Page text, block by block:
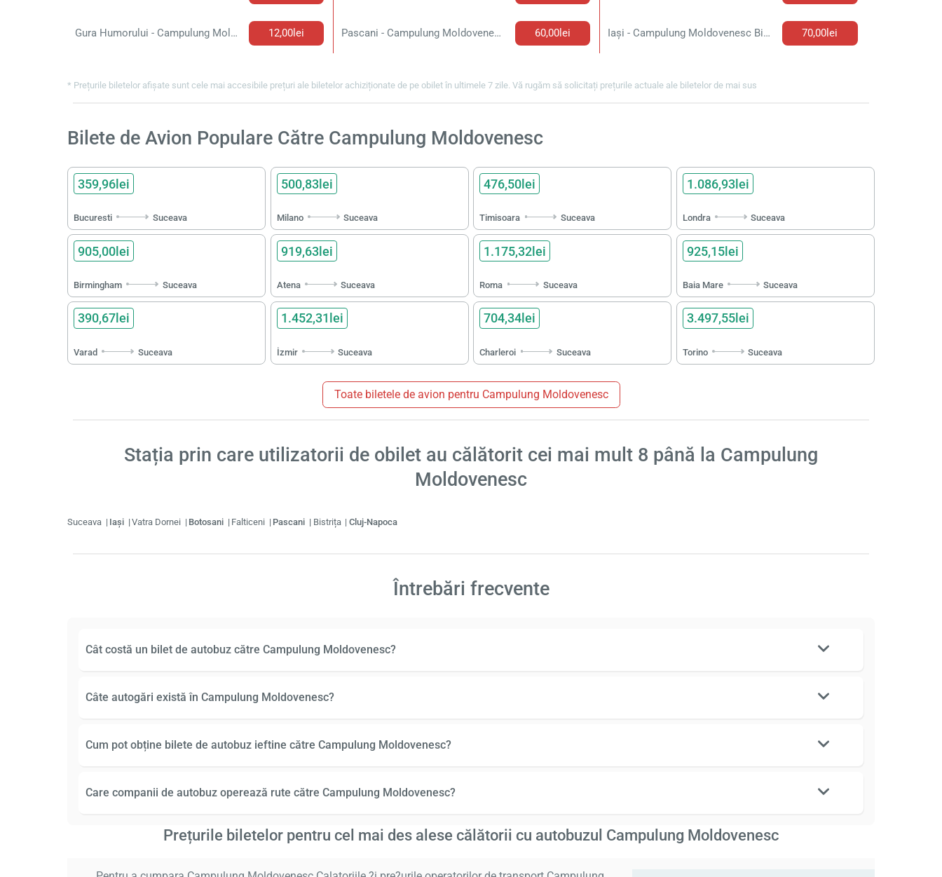
Gura Humorului - Campulung Moldovenesc Bilet de autobuz 12,00lei Pascani - Campulung Moldovenesc Bilet de autobuz 60,00lei Iași - Campulung Moldovenesc Bilet de autobuz 70,00lei
* Prețurile biletelor afișate sunt cele mai accesibile prețuri ale biletelor achiziționate de pe obilet în ultimele 7 zile. Vă rugăm să solicitați prețurile actuale ale biletelor de mai sus
Bilete de Avion Populare Către Campulung Moldovenesc
359,96lei
Bucuresti Suceava
500,83lei
Milano Suceava
476,50lei
Timisoara Suceava
1.086,93lei
Londra Suceava
905,00lei
Birmingham Suceava
919,63lei
Atena Suceava
1.175,32lei
Roma Suceava
925,15lei
Baia Mare Suceava
390,67lei
Varad Suceava
1.452,31lei
İzmir Suceava
704,34lei
Charleroi Suceava
3.497,55lei
Torino Suceava
Toate biletele de avion pentru Campulung Moldovenesc
Stația prin care utilizatorii de obilet au călătorit cei mai mult 8 până la Campulung
Moldovenesc
Suceava Iași Vatra Dornei Botosani Falticeni Pascani Bistrița Cluj-Napoca
Întrebări frecvente
Cât costă un bilet de autobuz către Campulung Moldovenesc?
Câte autogări există în Campulung Moldovenesc?
Cum pot obține bilete de autobuz ieftine către Campulung Moldovenesc?
Care companii de autobuz operează rute către Campulung Moldovenesc?
Prețurile biletelor pentru cel mai des alese călătorii cu autobuzul Campulung Moldovenesc